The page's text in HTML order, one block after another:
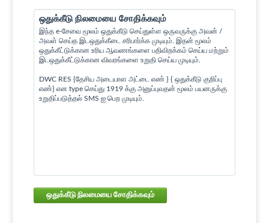
ஒதுக்கீடு நிலமையை சோதிக்கவும்
இந்த e-சேவை மூலம் ஒதுக்கீடு செய்துள்ள ஒருவருக்கு அவன் /
அவள் செய்த இடஒதுக்கீடை சரிபார்க்க முடியும். இதன் மூலம்
ஒதுக்கீட்டுக்கான உரிய ஆவணங்களை பதிவிறக்கம் செய்ய மற்றும்
இடஒதுக்கீட்டுக்கான விவரங்களை உறுதி செய்ய முடியும்.
DWC RES {தேசிய அடையாள அட்டை எண் } { ஒதுக்கீடு குறிப்பு
எண்} என type செய்து 1919 க்கு அனுப்புவதன் மூலம் பயனருக்கு
உறுதிப்படுத்தல் SMS ஐ பெற முடியும்.
ஒதுக்கீடு நிலமையை சோதிக்கவும்